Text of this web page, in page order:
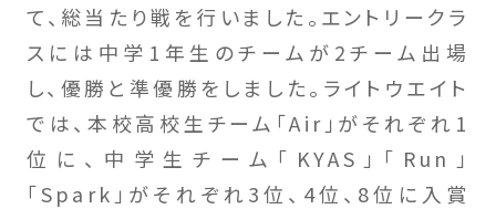
て、総当たり戦を行いました。エントリークラ
スには中学1年生のチームが2チーム出場
し、優勝と準優勝をしました。ライトウエイト
では、本校高校生チーム「Air」がそれぞれ1
位に、中学生チーム「KYAS」「Run」
「Spark」がそれぞれ3位、4位、8位に入賞